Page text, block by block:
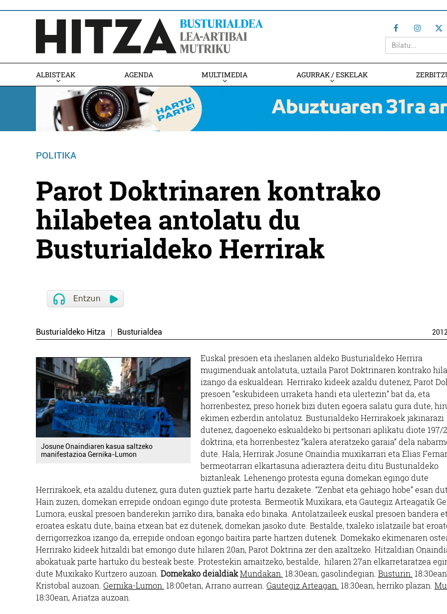
ALBISTEAK AGENDA MULTIMEDIA AGURRAK / ESKELAK
POLITIKA
Parot Doktrinaren kontrako
hilabetea antolatu du
Busturialdeko Herrirak
Busturialdeko Hitza Busturialdea 2012
Josune Onaindiaren kasua saltzeko
manifestazioa Gernika-Lumon
Euskal presoen eta iheslarien aldeko Busturialdeko Herrira
mugimenduak antolatuta, uztaila Parot Doktrinaren kontrako
izango da eskualdean. Herrirako kideek azaldu dutenez, Parot
presoen “eskubideen urraketa handi eta ulertezin” bat da, eta
horrenbestez, preso horiek bizi duten egoera salatu gura dute,
ekimen ezberdin antolatuz. Busturialdeko Herrirakoek jakinarazi
dutenez, dagoeneko eskualdeko bi pertsonari aplikatu diote 197/
doktrina, eta horrenbestez “kalera ateratzeko garaia” dela
dute. Hala, Herrirak Josune Onaindia muxikarrari eta Elias
bermeotarrari elkartasuna adieraztera deitu ditu Busturialdeko
biztanleak. Lehenengo protesta eguna domekan egingo dute
Herrirakoek, eta azaldu dutenez, gura duten guztiek parte hartu dezakete. “Zenbat eta gehiago hobe” esan
Hain zuzen, domekan errepide ondoan egingo dute protesta. Bermeotik Muxikara, eta Gautegiz Arteagatik
Lumora, euskal presoen banderekin jarriko dira, banaka edo binaka. Antolatzaileek euskal presoen bandera
eroatea eskatu dute, baina etxean bat ez dutenek, domekan jasoko dute. Bestalde, txaleko islatzaile bat
derrigorrezkoa izango da, errepide ondoan egongo baitira parte hartzen dutenek. Domekako ekimenaren
Herrirako kideek hitzaldi bat emongo dute hilaren 20an, Parot Doktrina zer den azaltzeko. Hitzaldian
abokatuak parte hartuko du besteak beste. Protestekin amaitzeko, bestalde, hilaren 27an elkarretaratzea
dute Muxikako Kurtzero auzoan. Domekako deialdiakMundakan. 18:30ean, gasolindegian. Busturin.
Kristobal auzoan. Gernika-Lumon. 18:00etan, Arrano aurrean. Gautegiz Arteagan. 18:30ean, herriko plazan.
18:30ean, Ariatza auzoan.